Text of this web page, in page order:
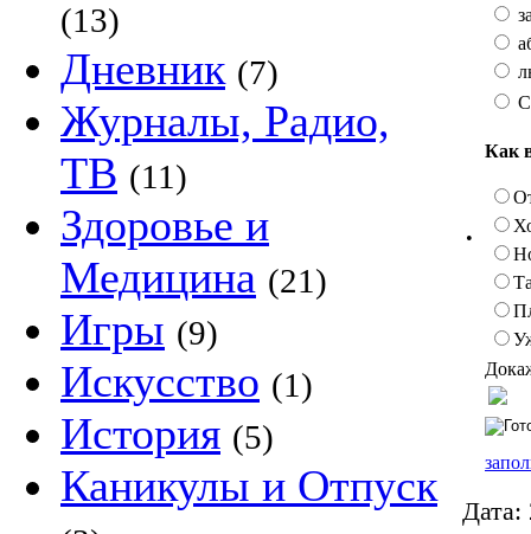
(13)
Дневник (7)
Журналы, Радио,
ТВ (11)
Здоровье и
Медицина (21)
Игры (9)
Искусство (1)
История (5)
Каникулы и Отпуск
•
Как
Дата: